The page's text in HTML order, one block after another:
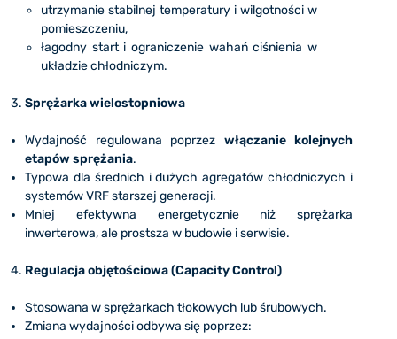
utrzymanie stabilnej temperatury i wilgotności w
pomieszczeniu,
łagodny start i ograniczenie wahań ciśnienia w
układzie chłodniczym.
Sprężarka wielostopniowa
Wydajność regulowana poprzez włączanie kolejnych
etapów sprężania.
Typowa dla średnich i dużych agregatów chłodniczych i
systemów VRF starszej generacji.
Mniej efektywna energetycznie niż sprężarka
inwerterowa, ale prostsza w budowie i serwisie.
Regulacja objętościowa (Capacity Control)
Stosowana w sprężarkach tłokowych lub śrubowych.
Zmiana wydajności odbywa się poprzez: